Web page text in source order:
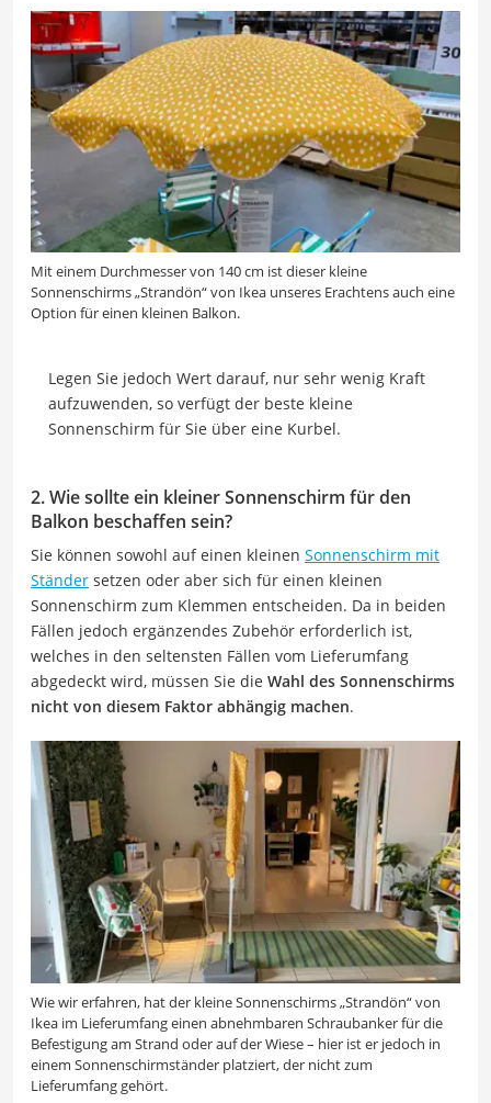
Mit einem Durchmesser von 140 cm ist dieser kleine
Sonnenschirms „Strandön“ von Ikea unseres Erachtens auch eine
Option für einen kleinen Balkon.
Legen Sie jedoch Wert darauf, nur sehr wenig Kraft
aufzuwenden, so verfügt der beste kleine
Sonnenschirm für Sie über eine Kurbel.
2. Wie sollte ein kleiner Sonnenschirm für den
Balkon beschaffen sein?
Sie können sowohl auf einen kleinen Sonnenschirm mit
Ständer setzen oder aber sich für einen kleinen
Sonnenschirm zum Klemmen entscheiden. Da in beiden
Fällen jedoch ergänzendes Zubehör erforderlich ist,
welches in den seltensten Fällen vom Lieferumfang
abgedeckt wird, müssen Sie die Wahl des Sonnenschirms
nicht von diesem Faktor abhängig machen.
Wie wir erfahren, hat der kleine Sonnenschirms „Strandön“ von
Ikea im Lieferumfang einen abnehmbaren Schraubanker für die
Befestigung am Strand oder auf der Wiese – hier ist er jedoch in
einem Sonnenschirmständer platziert, der nicht zum
Lieferumfang gehört.